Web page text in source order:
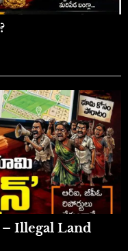
– Illegal Land